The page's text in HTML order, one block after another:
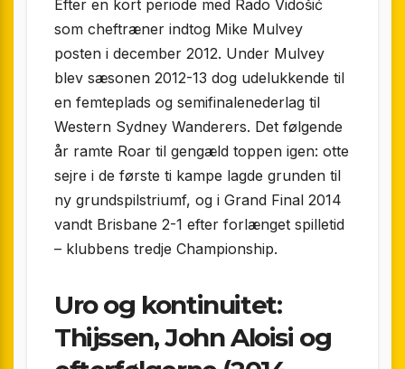
Efter en kort periode med Rado Vidošić
som cheftræner indtog Mike Mulvey
posten i december 2012. Under Mulvey
blev sæsonen 2012-13 dog udelukkende til
en femteplads og semifinalenederlag til
Western Sydney Wanderers. Det følgende
år ramte Roar til gengæld toppen igen: otte
sejre i de første ti kampe lagde grunden til
ny grundspilstriumf, og i Grand Final 2014
vandt Brisbane 2-1 efter forlænget spilletid
– klubbens tredje Championship.
Uro og kontinuitet:
Thijssen, John Aloisi og